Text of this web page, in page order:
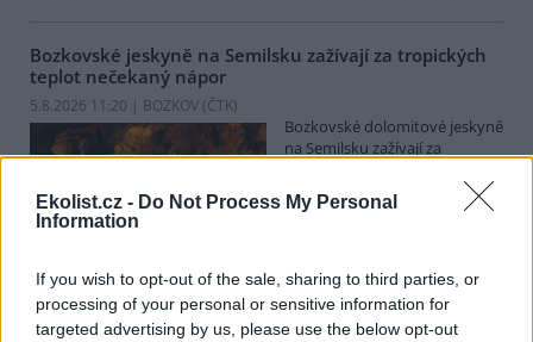
Ekolist.cz - Do Not Process My Personal
Information
If you wish to opt-out of the sale, sharing to third parties, or
processing of your personal or sensitive information for
targeted advertising by us, please use the below opt-out
Bozkovské jeskyně na Semilsku zažívají za tropických
teplot nečekaný nápor
5.8.2026 11:20 | BOZKOV (ČTK)
Bozkovské dolomitové jeskyně
na Semilsku zažívají za
nečekaný nápor. Jde sice o
jedno z nejchladnějších míst v
Libereckém kraji, které má stálou teplotu mezi 7,5 až devíti stupni
Dušana Milky k nim lidé přicházeli spíše v době, když bylo nevlídno.